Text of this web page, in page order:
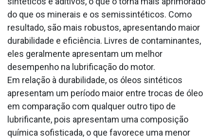
do que os minerais e os semissintéticos. Como
resultado, são mais robustos, apresentando maior
durabilidade e eficiência. Livres de contaminantes,
eles geralmente apresentam um melhor
desempenho na lubrificação do motor.
Em relação à durabilidade, os óleos sintéticos
apresentam um período maior entre trocas de óleo
em comparação com qualquer outro tipo de
lubrificante, pois apresentam uma composição
química sofisticada, o que favorece uma menor